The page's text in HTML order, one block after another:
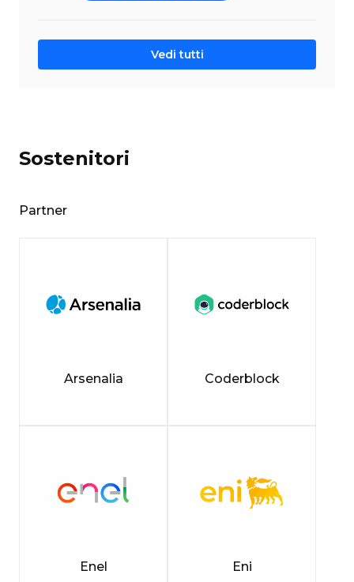
Vedi tutti
Sostenitori
Partner
Arsenalia Coderblock
Enel Eni